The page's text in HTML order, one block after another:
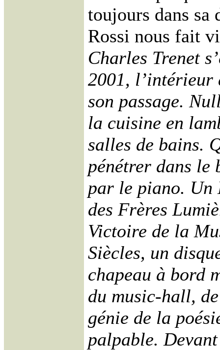
toujours dans
Rossi nous fait
Charles Trenet
2001, l’intérieur
son passage.
la cuisine en
salles de bains.
pénétrer dans le
par le piano. Un
des Frères
Victoire de la
Siècles, un
chapeau à bord
du music-hall,
génie de la
palpable.